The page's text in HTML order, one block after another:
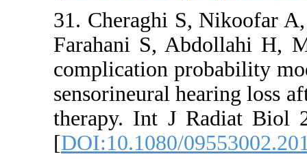
31.
Farahani
therapy.
[